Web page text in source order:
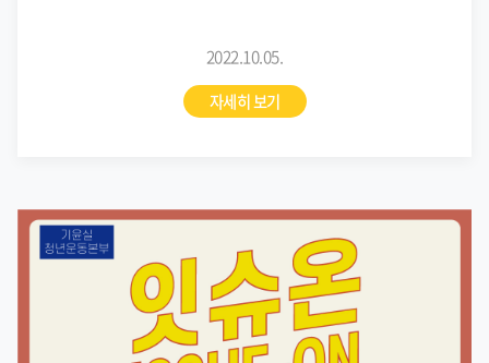
2022.10.05.
자세히 보기